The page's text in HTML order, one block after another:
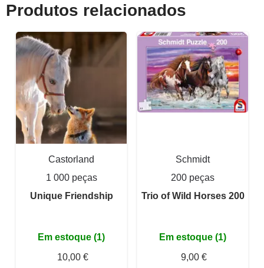
Produtos relacionados
Castorland
1 000 peças
Unique Friendship
Em estoque (1)
10,00 €
Schmidt
200 peças
Trio of Wild Horses 200
Em estoque (1)
9,00 €